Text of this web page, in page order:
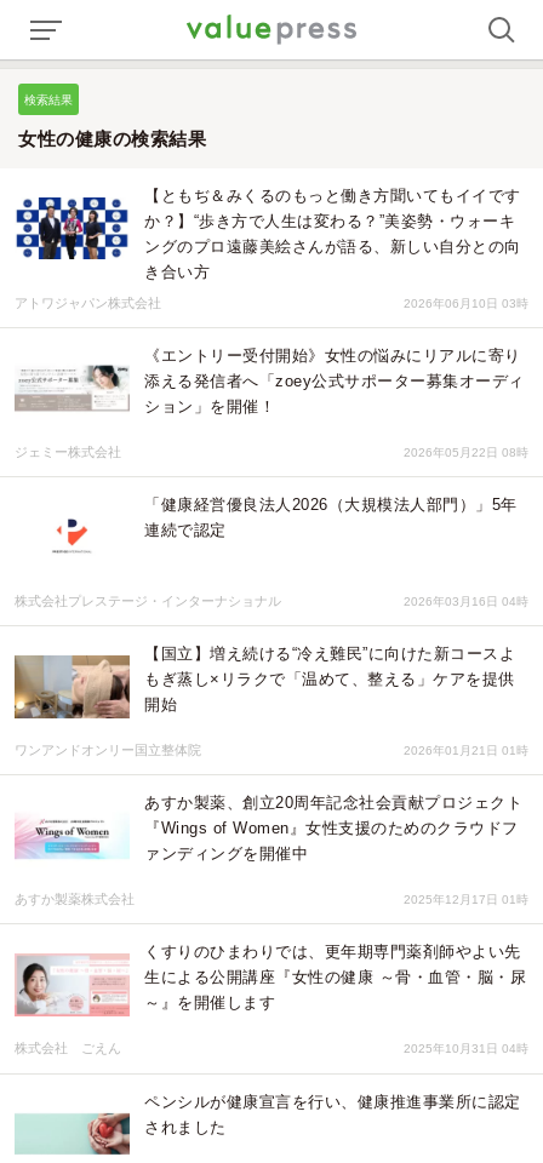
検索結果
女性の健康の検索結果
【ともぢ＆みくるのもっと働き方聞いてもイイです
か？】“歩き方で人生は変わる？”美姿勢・ウォーキ
ングのプロ遠藤美絵さんが語る、新しい自分との向
き合い方
アトワジャパン株式会社 2026年06月10日 03時
《エントリー受付開始》女性の悩みにリアルに寄り
添える発信者へ「zoey公式サポーター募集オーディ
ション」を開催！
ジェミー株式会社 2026年05月22日 08時
「健康経営優良法人2026（大規模法人部門）」5年
連続で認定
株式会社プレステージ・インターナショナル 2026年03月16日 04時
【国立】増え続ける“冷え難民”に向けた新コースよ
もぎ蒸し×リラクで「温めて、整える」ケアを提供
開始
ワンアンドオンリー国立整体院 2026年01月21日 01時
あすか製薬、創立20周年記念社会貢献プロジェクト
『Wings of Women』女性支援のためのクラウドフ
ァンディングを開催中
あすか製薬株式会社 2025年12月17日 01時
くすりのひまわりでは、更年期専門薬剤師やよい先
生による公開講座『女性の健康 ～骨・血管・脳・尿
～』を開催します
株式会社 ごえん 2025年10月31日 04時
ペンシルが健康宣言を行い、健康推進事業所に認定
されました